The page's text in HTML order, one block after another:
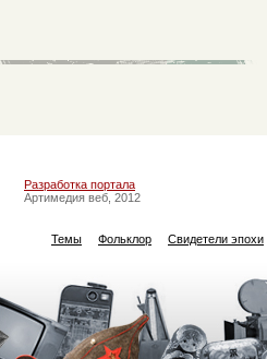
Разработка портала
Артимедия веб, 2012
Темы Фольклор Свидетели эпохи